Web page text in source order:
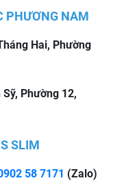
PHƯƠNG NAM
Hai, Phường
Phường 12,
SLIM
58 7171 (Zalo)